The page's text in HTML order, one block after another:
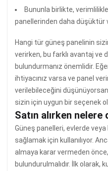
Bununla birlikte,
panellerinden daha düşüktür
Hangi tür güneş panelinin
verirken, bu farklı avantaj ve
bulundurmanız önemlidir.
ihtiyacınız varsa ve panel
verilebileceğini
sizin için uygun bir seçenek
Satın alırken
Güneş panelleri, evlerde
sağlamak için kullanılıyor.
almaya karar vermeden
bulundurulmalıdır. İlk olarak,